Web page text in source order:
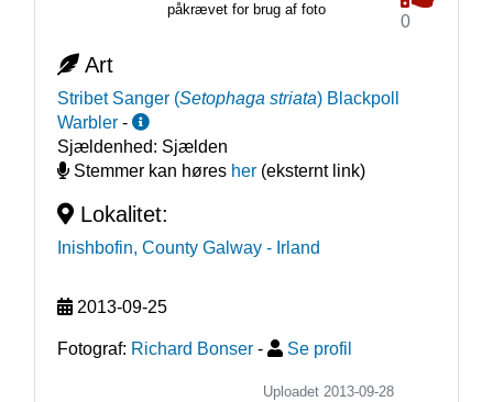
påkrævet for brug af foto
0
Art
Stribet Sanger (Setophaga striata) Blackpoll
Warbler -
Sjældenhed: Sjælden
Stemmer kan høres her(eksternt link)
Lokalitet:
Inishbofin, County Galway - Irland
2013-09-25
Fotograf: Richard Bonser - Se profil
Uploadet 2013-09-28